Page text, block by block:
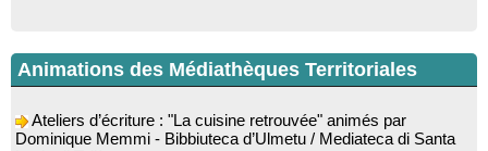
Animations des Médiathèques Territoriales
Dominique Memmi - Bibbiuteca d’Ulmetu / Mediateca di Santa
Lucia di Tallà